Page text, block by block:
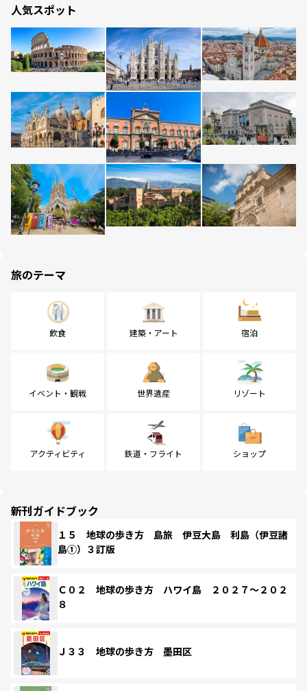
人気スポット
旅のテーマ
飲食 建築・アート 宿泊
イベント・観戦 世界遺産 リゾート
アクティビティ 鉄道・フライト ショップ
新刊ガイドブック
１５ 地球の歩き方 島旅 伊豆大島 利島（伊豆諸
島①）３訂版
Ｃ０２ 地球の歩き方 ハワイ島 ２０２７～２０２
８
Ｊ３３ 地球の歩き方 墨田区